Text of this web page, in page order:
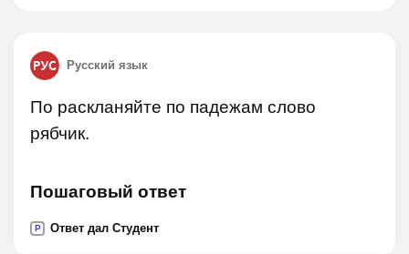
Русский язык
По раскланяйте по падежам слово
рябчик.
Пошаговый ответ
P Ответ дал Студент